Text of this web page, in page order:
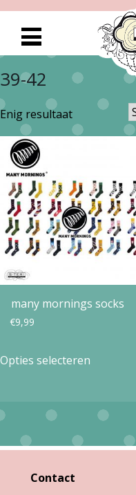
39-42
Enig resultaat
many mornings socks
€9,99
Opties selecteren
meerdere
variaties.
Contact